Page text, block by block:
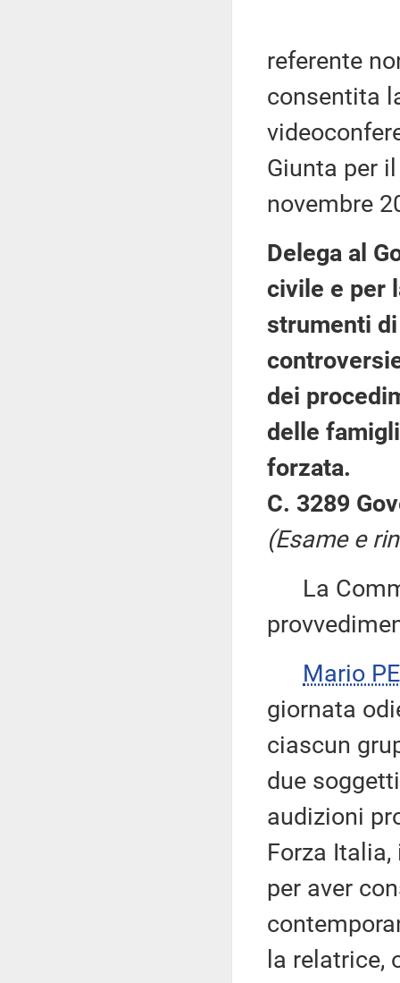
referente
consentita
Giunta per
novembre
Delega al
civile e per
strumenti
dei
delle
forzata.
C. 3289
(Esame e
La
Mario
giornata
ciascun
due
audizioni
Forza
per aver
la relatrice,